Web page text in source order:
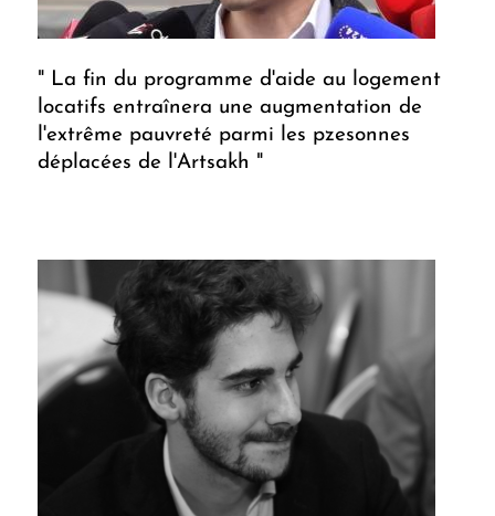
" La fin du programme d'aide au logement
locatifs entraînera une augmentation de
l'extrême pauvreté parmi les pzesonnes
déplacées de l'Artsakh "